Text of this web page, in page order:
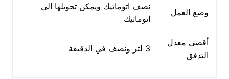
وضع العمل
نصف اتوماتيك ويمكن تحويلها الى
اتوماتيك
أقصى معدل
التدفق
3 لتر ونصف في الدقيقة